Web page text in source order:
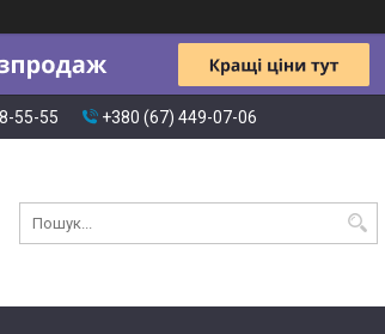
55-55 +380 (67) 449-07-06